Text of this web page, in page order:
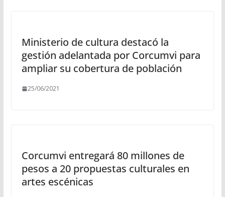
Ministerio de cultura destacó la
gestión adelantada por Corcumvi para
ampliar su cobertura de población
25/06/2021
Corcumvi entregará 80 millones de
pesos a 20 propuestas culturales en
artes escénicas